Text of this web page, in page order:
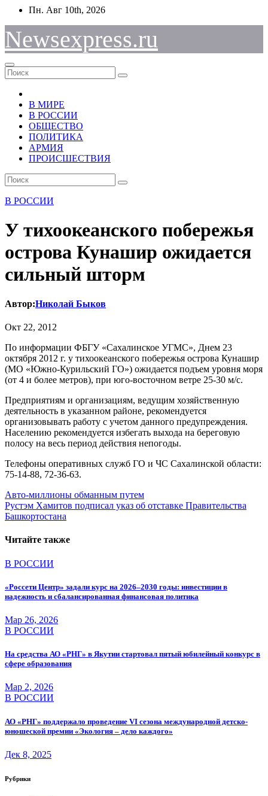
Перейти
содержимому
Пн. Авг 10th, 2026
Newsexpress.ru
В МИРЕ
В РОССИИ
ОБЩЕСТВО
ПОЛИТИКА
АРМИЯ
ПРОИСШЕСТВИЯ
В РОССИИ
У тихоокеанского побережья
острова Кунашир ожидается
сильный шторм
Автор:Николай Быков
Окт 22, 2012
По информации ФБГУ «Сахалинское УГМС», Днем 23
октября 2012 г. у тихоокеанского побережья острова Кунашир
(МО «Южно-Курильский ГО») ожидается подъем уровня моря
(от 4 и более метров), при юго-восточном ветре 25-30 м/с.
Предприятиям и организациям, ведущим хозяйственную
деятельность в указанном районе, рекомендуется
организовывать работу с учетом данного предупреждения.
Населению рекомендуется избегать выхода на береговую
полосу на весь период действия непогоды.
Телефоны оперативных служб ГО и ЧС Сахалинской области:
75-14-88, 72-36-63.
Навигация
по
Авто-миллионы обманным путем
Рустэм Хамитов подписал указ об отставке Правительства
Башкортостана
Читайте также
В РОССИИ
«Россети Центр» задали курс на 2026–2030 годы: инвестиции в
надежность и сбалансированная финансовая политика
Мар 26, 2026
В РОССИИ
На средства АО «РНГ» в Якутии стартовал пятый юбилейный конкурс в
сфере образования
Мар 2, 2026
В РОССИИ
АО «РНГ» поддержало проведение VI сезона международной детско-
юношеской премии «Экология – дело каждого»
Дек 8, 2025
Рубрики